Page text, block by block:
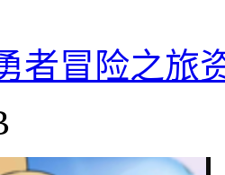
者冒险之旅